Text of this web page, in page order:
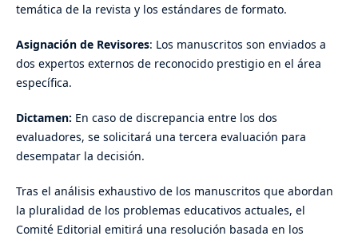
temática de la revista y los estándares de formato.
Asignación de Revisores: Los manuscritos son enviados a
dos expertos externos de reconocido prestigio en el área
específica.
Dictamen: En caso de discrepancia entre los dos
evaluadores, se solicitará una tercera evaluación para
desempatar la decisión.
Tras el análisis exhaustivo de los manuscritos que abordan
la pluralidad de los problemas educativos actuales, el
Comité Editorial emitirá una resolución basada en los